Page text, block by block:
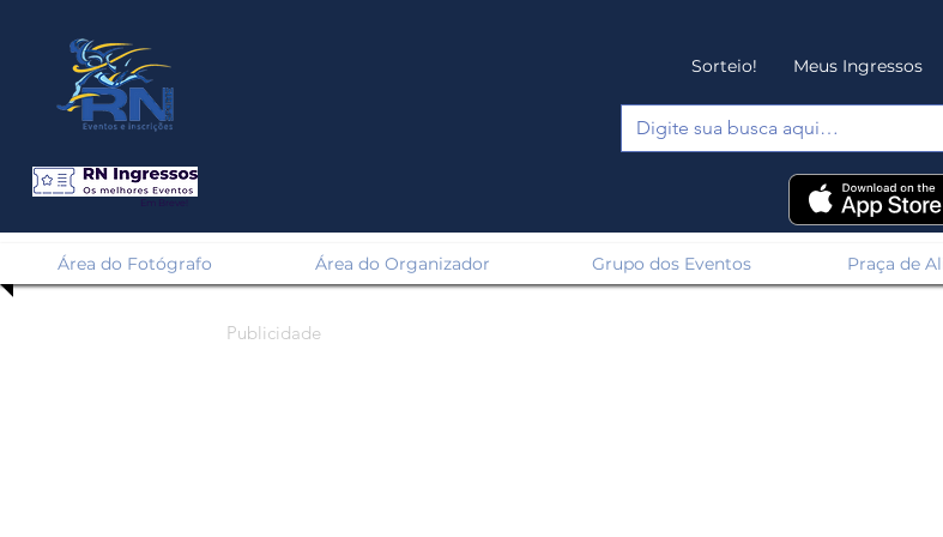
Em Breve!
Sorteio! Meus Ingressos
Área do Fotógrafo Área do Organizador Grupo dos Eventos Praça de
Publicidade